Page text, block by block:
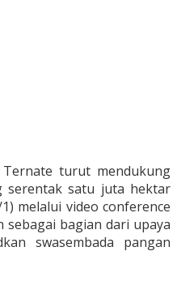
turut mendukung
serentak satu juta hektar
melalui video conference
sebagai bagian dari upaya
swasembada pangan